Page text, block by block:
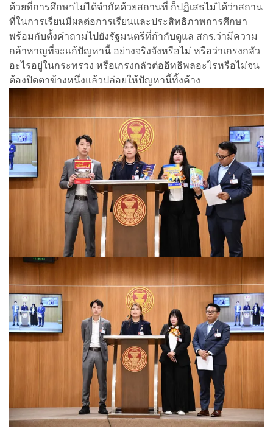
ด้วยที่การศึกษาไม่ได้จำกัดด้วยสถานที่ ก็ปฏิเสธไม่ได้ว่าสถาน
ที่ในการเรียนมีผลต่อการเรียนและประสิทธิภาพการศึกษา
พร้อมกับตั้งคำถามไปยังรัฐมนตรีที่กำกับดูแล สกร.ว่ามีความ
กล้าหาญที่จะแก้ปัญหานี้ อย่างจริงจังหรือไม่ หรือว่าเกรงกลัว
อะไรอยู่ในกระทรวง หรือเกรงกลัวต่ออิทธิพลอะไรหรือไม่จน
ต้องปิดตาข้างหนึ่งแล้วปล่อยให้ปัญหานี้ทิ้งค้าง